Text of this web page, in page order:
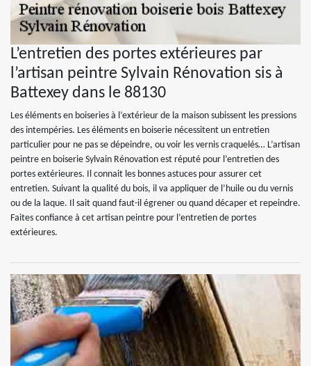
L’entretien des portes extérieures par
l’artisan peintre Sylvain Rénovation sis à
Battexey dans le 88130
Les éléments en boiseries à l’extérieur de la maison subissent les pressions
des intempéries. Les éléments en boiserie nécessitent un entretien
particulier pour ne pas se dépeindre, ou voir les vernis craquelés… L’artisan
peintre en boiserie Sylvain Rénovation est réputé pour l’entretien des
portes extérieures. Il connait les bonnes astuces pour assurer cet
entretien. Suivant la qualité du bois, il va appliquer de l’huile ou du vernis
ou de la laque. Il sait quand faut-il égrener ou quand décaper et repeindre.
Faites confiance à cet artisan peintre pour l’entretien de portes
extérieures.